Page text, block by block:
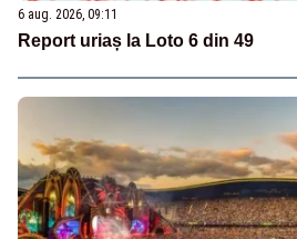
6 aug. 2026, 09:11
Report uriaș la Loto 6 din 49